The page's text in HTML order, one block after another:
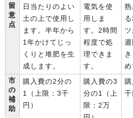
留
意
点
日当たりのよい
土の上で使用し
ます。半年から
1年かけてじっ
くりと堆肥を生
成します。
電気を使
用しま
す。2時間
程度で処
理できま
す。
め
市
の
補
助
購入費の2分の
1（上限：3千
円）
購入費の3
分の1（上
限：2万
購
千